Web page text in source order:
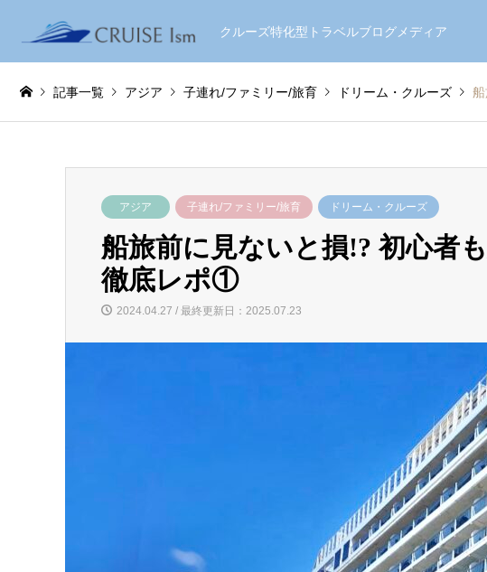
クルーズ特化型トラベルブログメディア
記事一覧 アジア 子連れ/ファミリー/旅育 ドリーム・クルーズ
アジア 子連れ/ファミリー/旅育 ドリーム・クルーズ
船旅前に見ないと損!? 初心者
徹底レポ①
2024.04.27 / 最終更新日：2025.07.23